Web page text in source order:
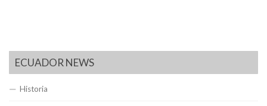
ECUADOR NEWS
Historia